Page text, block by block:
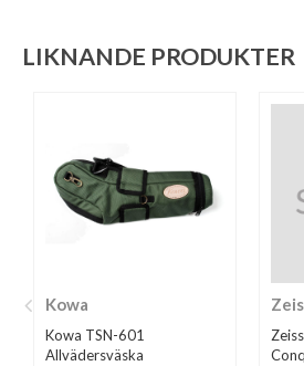
LIKNANDE PRODUKTER
Kowa
Kowa TSN-601
Allvädersväska